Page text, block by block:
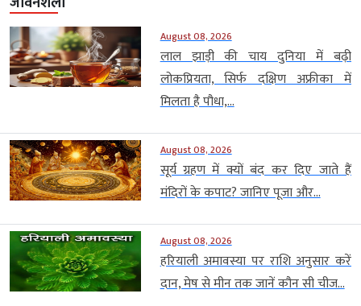
August 08, 2026
लाल झाड़ी की चाय दुनिया में बढ़ी
लोकप्रियता, सिर्फ दक्षिण अफ्रीका में
मिलता है पौधा,...
August 08, 2026
सूर्य ग्रहण में क्यों बंद कर दिए जाते हैं
मंदिरों के कपाट? जानिए पूजा और...
August 08, 2026
हरियाली अमावस्या पर राशि अनुसार करें
दान, मेष से मीन तक जानें कौन सी चीज...